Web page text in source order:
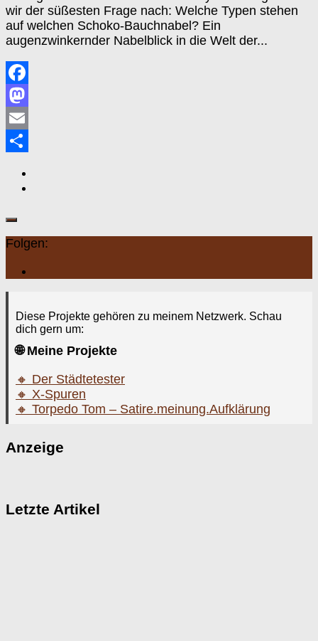
wir der süßesten Frage nach: Welche Typen stehen
auf welchen Schoko-Bauchnabel? Ein
augenzwinkernder Nabelblick in die Welt der...
Facebook
Mastodon
Email
Folgen:
Diese Projekte gehören zu meinem Netzwerk. Schau
dich gern um:
🌐 Meine Projekte
🔸 Der Städtetester
🔸 X-Spuren
🔸 Torpedo Tom – Satire.meinung.Aufklärung
Anzeige
Letzte Artikel